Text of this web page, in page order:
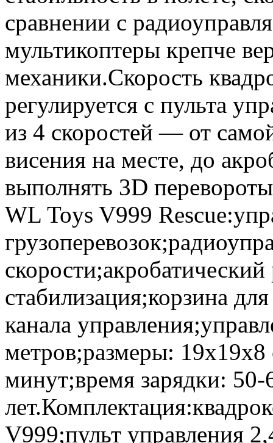
сравнении с
мультикоптеры крепче
механики.Скорость
регулируется с пульта
из 4 скоростей — от
висения на месте, до
выполнять 3D
WL Toys V999
стабилизация;корзина
канала
метров;размеры:
минут;время зарядки: 50-
V999;пульт управления